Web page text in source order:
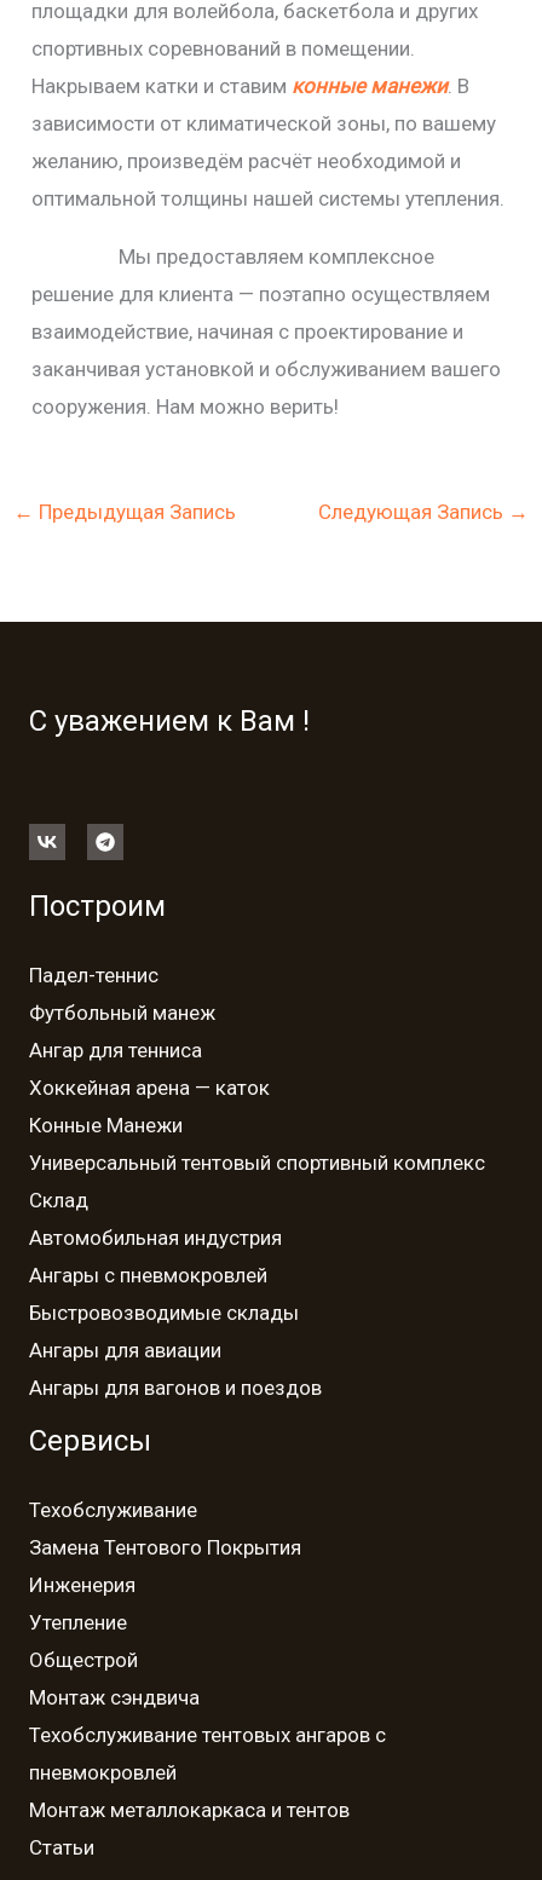
площадки для волейбола, баскетбола и других
спортивных соревнований в помещении.
Накрываем катки и ставим конные манежи. В
зависимости от климатической зоны, по вашему
желанию, произведём расчёт необходимой и
оптимальной толщины нашей системы утепления.
Мы предоставляем комплексное
решение для клиента — поэтапно осуществляем
взаимодействие, начиная с проектирование и
заканчивая установкой и обслуживанием вашего
сооружения. Нам можно верить!
← Предыдущая Запись Следующая Запись →
С уважением к Вам !
Построим
Падел-теннис
Футбольный манеж
Ангар для тенниса
Хоккейная арена — каток
Конные Манежи
Универсальный тентовый спортивный комплекс
Склад
Автомобильная индустрия
Ангары с пневмокровлей
Быстровозводимые склады
Ангары для авиации
Ангары для вагонов и поездов
Сервисы
Техобслуживание
Замена Тентового Покрытия
Инженерия
Утепление
Общестрой
Монтаж сэндвича
Техобслуживание тентовых ангаров с
пневмокровлей
Монтаж металлокаркаса и тентов
Статьи